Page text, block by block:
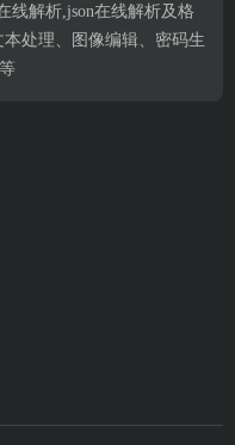
线解析,json在线解析及格
处理、图像编辑、密码生